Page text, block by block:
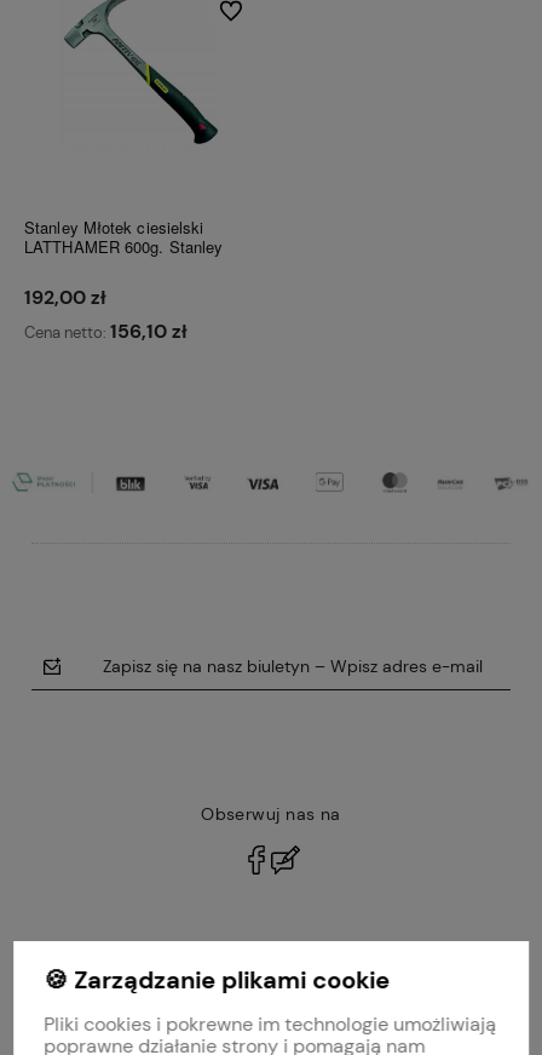
Stanley Młotek ciesielski
LATTHAMER 600g. Stanley
192,00 zł
Cena netto: 156,10 zł
Do ulubionych
Zapisz się na nasz biuletyn – Wpisz adres e-mail
Obserwuj nas na
MOJE KONTO
PŁATNOŚCI I DOSTAWA
🍪 Zarządzanie plikami cookie
Pliki cookies i pokrewne im technologie umożliwiają
poprawne działanie strony i pomagają nam